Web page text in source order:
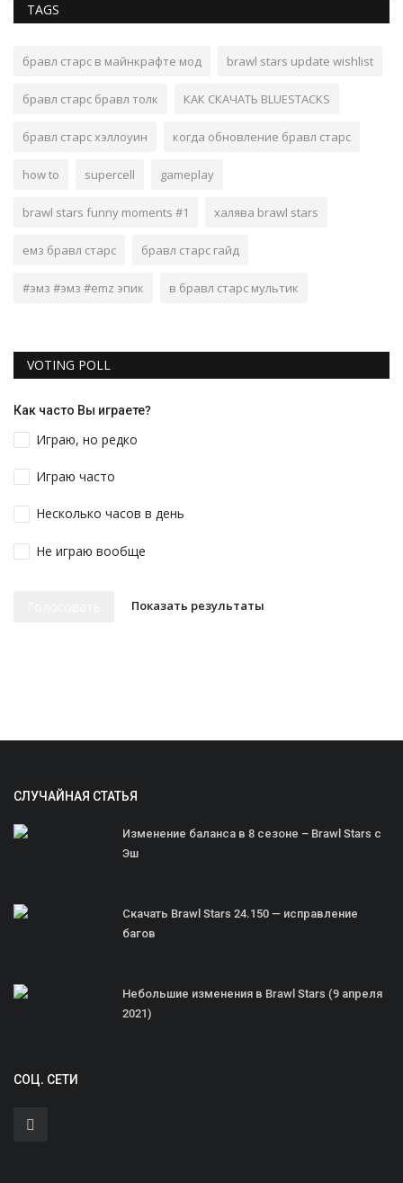
TAGS
бравл старс в майнкрафте мод brawl stars update wishlist
бравл старс бравл толк КАК СКАЧАТЬ BLUESTACKS
бравл старс хэллоуин когда обновление бравл старс
how to supercell gameplay
brawl stars funny moments #1 халява brawl stars
емз бравл старс бравл старс гайд
#эмз #эмз #emz эпик в бравл старс мультик
VOTING POLL
Как часто Вы играете?
Играю, но редко
Играю часто
Несколько часов в день
Не играю вообще
Показать результаты
СЛУЧАЙНАЯ СТАТЬЯ
Изменение баланса в 8 сезоне – Brawl Stars с
Эш
Скачать Brawl Stars 24.150 — исправление
багов
Небольшие изменения в Brawl Stars (9 апреля
2021)
СОЦ. СЕТИ